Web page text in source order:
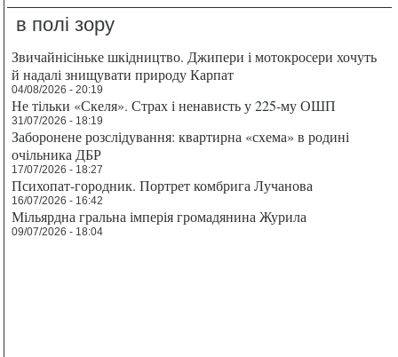
в полі зору
Звичайнісіньке шкідництво. Джипери і мотокросери хочуть
й надалі знищувати природу Карпат
04/08/2026 - 20:19
Не тільки «Скеля». Страх і ненависть у 225-му ОШП
31/07/2026 - 18:19
Заборонене розслідування: квартирна «схема» в родині
очільника ДБР
17/07/2026 - 18:27
Психопат-городник. Портрет комбрига Лучанова
16/07/2026 - 16:42
Мільярдна гральна імперія громадянина Журила
09/07/2026 - 18:04